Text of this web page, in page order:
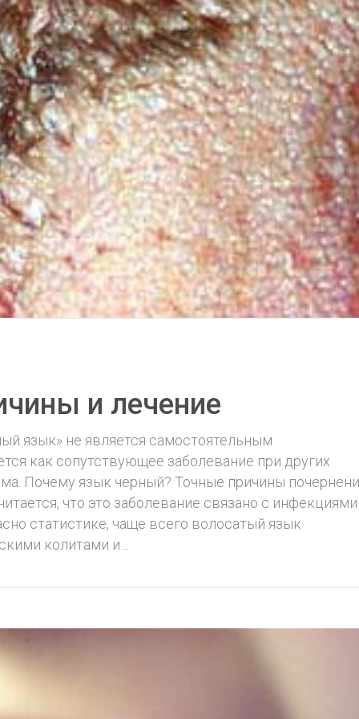
и лечение
язык» не является самостоятельным
как сопутствующее заболевание при других
Почему язык черный? Точные причины
что это заболевание связано с инфекциями
статистике, чаще всего волосатый язык
колитами и…